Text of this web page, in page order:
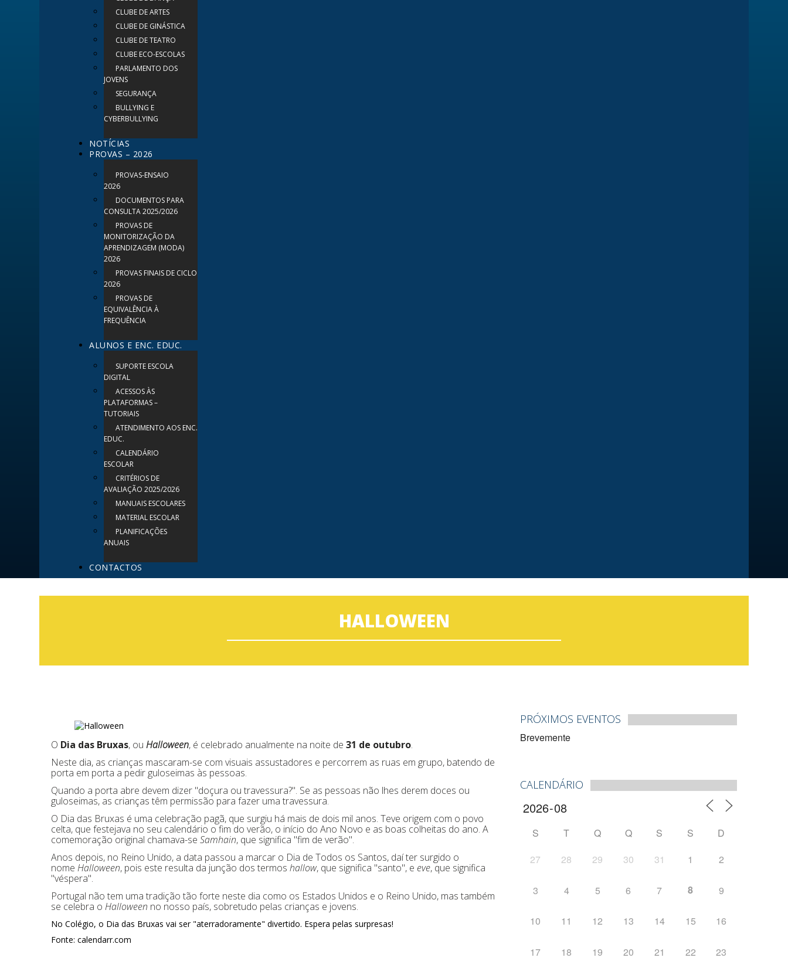
CLUBE DE ARTES
CLUBE DE GINÁSTICA
CLUBE DE TEATRO
CLUBE ECO-ESCOLAS
PARLAMENTO DOS
JOVENS
SEGURANÇA
BULLYING E
CYBERBULLYING
NOTÍCIAS
PROVAS – 2026
PROVAS-ENSAIO
2026
DOCUMENTOS PARA
CONSULTA 2025/2026
PROVAS DE
MONITORIZAÇÃO DA
APRENDIZAGEM (MODA)
2026
PROVAS FINAIS DE CICLO
2026
PROVAS DE
EQUIVALÊNCIA À
FREQUÊNCIA
ALUNOS E ENC. EDUC.
SUPORTE ESCOLA
DIGITAL
ACESSOS ÀS
PLATAFORMAS –
TUTORIAIS
ATENDIMENTO AOS ENC.
EDUC.
CALENDÁRIO
ESCOLAR
CRITÉRIOS DE
AVALIAÇÃO 2025/2026
MANUAIS ESCOLARES
MATERIAL ESCOLAR
PLANIFICAÇÕES
ANUAIS
CONTACTOS
HALLOWEEN
O Dia das Bruxas, ou Halloween, é celebrado anualmente na noite de 31 de outubro.
Neste dia, as crianças mascaram-se com visuais assustadores e percorrem as ruas em grupo, batendo de
porta em porta a pedir guloseimas às pessoas.
Quando a porta abre devem dizer "doçura ou travessura?". Se as pessoas não lhes derem doces ou
guloseimas, as crianças têm permissão para fazer uma travessura.
O Dia das Bruxas é uma celebração pagã, que surgiu há mais de dois mil anos. Teve origem com o povo
celta, que festejava no seu calendário o fim do verão, o início do Ano Novo e as boas colheitas do ano. A
comemoração original chamava-se Samhain, que significa "fim de verão".
Anos depois, no Reino Unido, a data passou a marcar o Dia de Todos os Santos, daí ter surgido o
nome Halloween, pois este resulta da junção dos termos hallow, que significa "santo", e eve, que significa
"véspera".
Portugal não tem uma tradição tão forte neste dia como os Estados Unidos e o Reino Unido, mas também
se celebra o Halloween no nosso país, sobretudo pelas crianças e jovens.
No Colégio, o Dia das Bruxas vai ser "aterradoramente" divertido. Espera pelas surpresas!
Fonte: calendarr.com
PRÓXIMOS EVENTOS
Brevemente
CALENDÁRIO
S T Q Q S S
D
27
28 29 30 31 1 2
3 4 5 6 7 8 9
10 11 12 13 14 15 16
17 18 19 20 21 22 23